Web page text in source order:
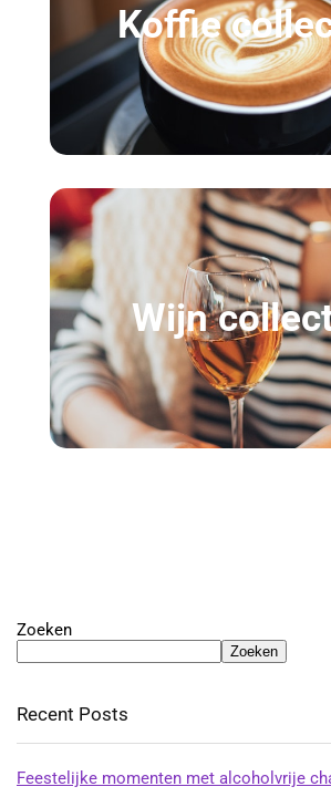
Koffie
Wijn
Zoeken
Zoeken
Recent Posts
Feestelijke momenten met alcoholvrije